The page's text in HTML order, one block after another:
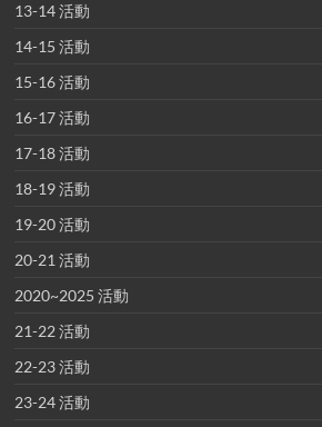
13-14 活動
14-15 活動
15-16 活動
16-17 活動
17-18 活動
18-19 活動
19-20 活動
20-21 活動
2020~2025 活動
21-22 活動
22-23 活動
23-24 活動